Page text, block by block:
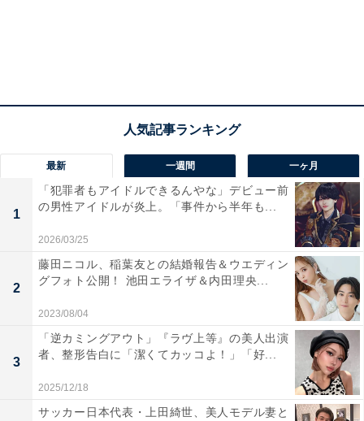
最新 一週間 一ヶ月
1
「犯罪者もアイドルできるんやな」デビュー前
の男性アイドルが炎上。「事件から半年も...
2026/03/25
2
藤田ニコル、稲葉友との結婚報告＆ウエディン
グフォト公開！ 池田エライザ＆内田理央...
2023/08/04
3
「逆カミングアウト」『ラヴ上等』の美人出演
者、整形告白に「潔くてカッコよ！」「好...
2025/12/18
サッカー日本代表・上田綺世、美人モデル妻と